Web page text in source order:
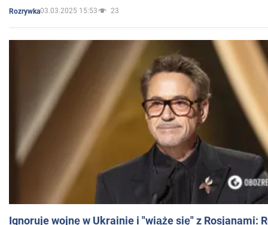
Rozrywka03.03.2025 15:53 23
Ignoruje wojnę w Ukrainie i "wiąże się" z Rosjanami: